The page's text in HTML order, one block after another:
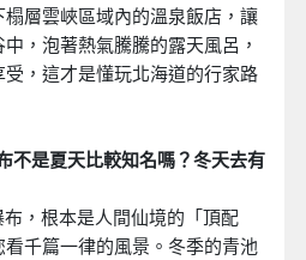
層雲峽區域內的溫泉飯店，讓
，泡著熱氣騰騰的露天風呂，
，這才是懂玩北海道的行家路
不是夏天比較知名嗎？冬天去有
，根本是人間仙境的「頂配
千篇一律的風景。冬季的青池